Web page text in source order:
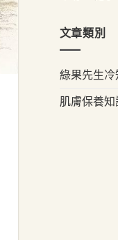
文章類別
綠果先生冷
肌膚保養知